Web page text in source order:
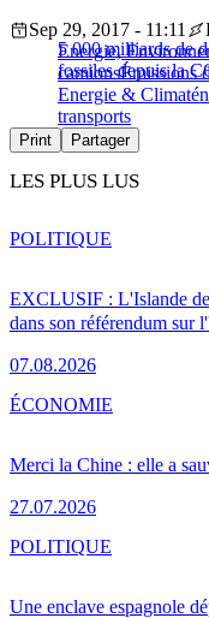
5 000 milliards de
fossiles depuis la
Sep 29, 2017 - 11:11
Energie,
camionsÉmissions
Energie & Climat
transports
Print Partager
LES PLUS LUS
EXCLUSIF : L'Islande
dans son référendum sur
07.08.2026
POLITIQUE
Merci la Chine : elle a
27.07.2026
ÉCONOMIE
Une enclave espagnole
POLITIQUE